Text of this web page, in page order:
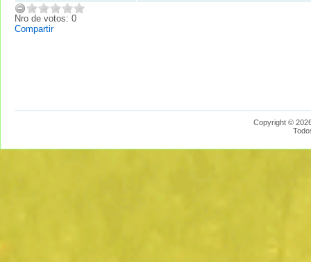
Nro de votos: 0
Compartir
Copyright ©